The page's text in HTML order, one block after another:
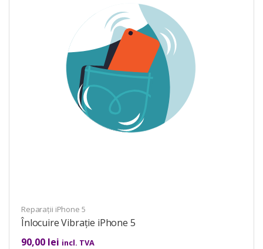
Reparații iPhone 5
Înlocuire Vibrație iPhone 5
90,00 lei incl. TVA